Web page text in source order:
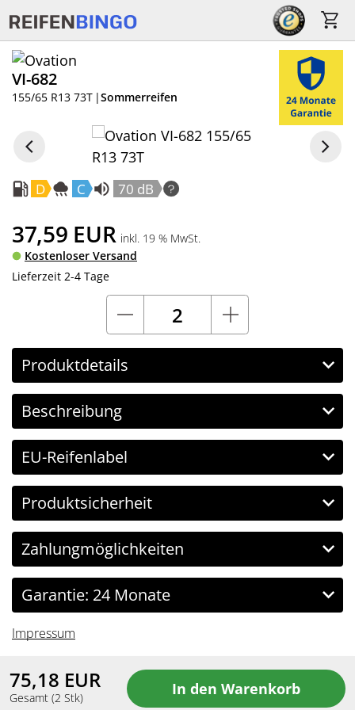
VI-682
155/65 R13 73T |Sommerreifen
D C 70 dB
Produktdetails
37,59 EUR inkl. 19 % MwSt.
Kostenloser Versand
Lieferzeit 2-4 Tage
75,18 EUR
Gesamt (2 Stk)
Beschreibung
EU-Reifenlabel
Produktsicherheit
Zahlungmöglichkeiten
Garantie: 24 Monate
Impressum
Copyright Reifenbingo.de © 2026 All Rights Reserved.